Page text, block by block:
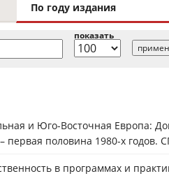
По году издания
показать
и Юго-Восточная Европа:
первая половина 1980-х годов.
в программах и